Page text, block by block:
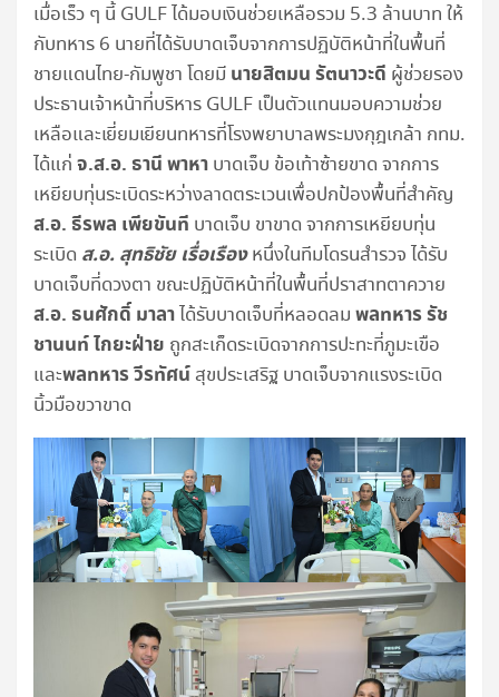
เมื่อเร็ว ๆ นี้ GULF ได้มอบเงินช่วยเหลือรวม 5.3 ล้านบาท ให้
กับทหาร 6 นายที่ได้รับบาดเจ็บจากการปฏิบัติหน้าที่ในพื้นที่
ชายแดนไทย-กัมพูชา โดยมี นายสิตมน รัตนาวะดี ผู้ช่วยรอง
ประธานเจ้าหน้าที่บริหาร GULF เป็นตัวแทนมอบความช่วย
เหลือและเยี่ยมเยียนทหารที่โรงพยาบาลพระมงกุฎเกล้า กทม.
ได้แก่ จ.ส.อ. ธานี พาหา บาดเจ็บ ข้อเท้าซ้ายขาด จากการ
เหยียบทุ่นระเบิดระหว่างลาดตระเวนเพื่อปกป้องพื้นที่สำคัญ
ส.อ. ธีรพล เพียขันที บาดเจ็บ ขาขาด จากการเหยียบทุ่น
ระเบิด ส.อ. สุทธิชัย เรื่อเรืองหนึ่งในทีมโดรนสำรวจ ได้รับ
บาดเจ็บที่ดวงตา ขณะปฏิบัติหน้าที่ในพื้นที่ปราสาทตาควาย
ส.อ. ธนศักดิ์ มาลา ได้รับบาดเจ็บที่หลอดลม พลทหาร รัช
ชานนท์ ไกยะฝ่าย ถูกสะเก็ดระเบิดจากการปะทะที่ภูมะเขือ
และพลทหาร วีรทัศน์ สุขประเสริฐ บาดเจ็บจากแรงระเบิด
นิ้วมือขวาขาด